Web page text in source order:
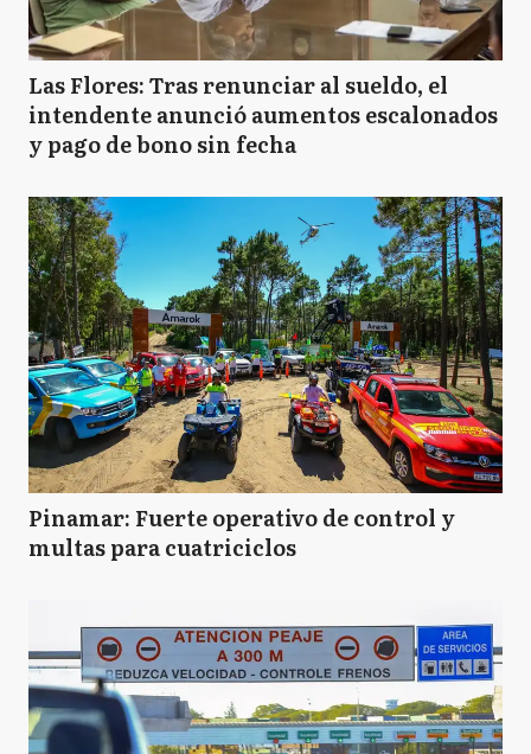
Las Flores: Tras renunciar al sueldo, el
intendente anunció aumentos escalonados
y pago de bono sin fecha
Pinamar: Fuerte operativo de control y
multas para cuatriciclos